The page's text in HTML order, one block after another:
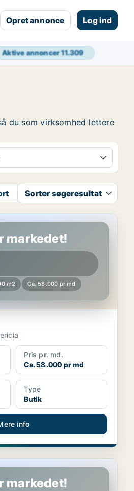
Opret annonce Log ind
Aktive annoncer11.309
du som virksomhed lettere
Sorter søgeresultat
markedet!
m2 Ca. 58.000 pr md
Pris pr. md.
Ca. 58.000 pr md
Type
Butik
info
markedet!